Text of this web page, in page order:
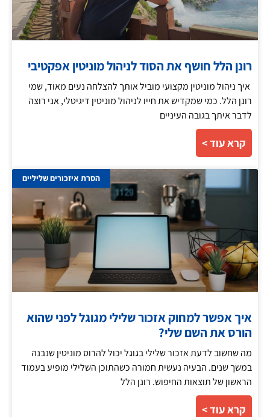
רונן הלל חושף את הסוד לניהול מוניטין אפקטיבי
איך ניהול מוניטין מקצועי מוביל אותך להצלחה נעים מאוד, שמי
רונן הלל. כמי שמקדיש את חייו לניהול מוניטין דיגיטלי, אני רוצה
לדבר איתך בגובה העיניים
קרא עוד >
הסרת איזכורים שליליים
איך אפשר למחוק אזכור שלילי מגוגל לפני שהוא
הורס את השם שלי?
מה שחשוב לדעת אזכור שלילי בגוגל יכול להרוס מוניטין שנבנה
במשך שנים. הבעיה נעשית חמורה כשהתוכן השלילי מופיע בעמוד
הראשון של תוצאות החיפוש. רונן הלל
קרא עוד >